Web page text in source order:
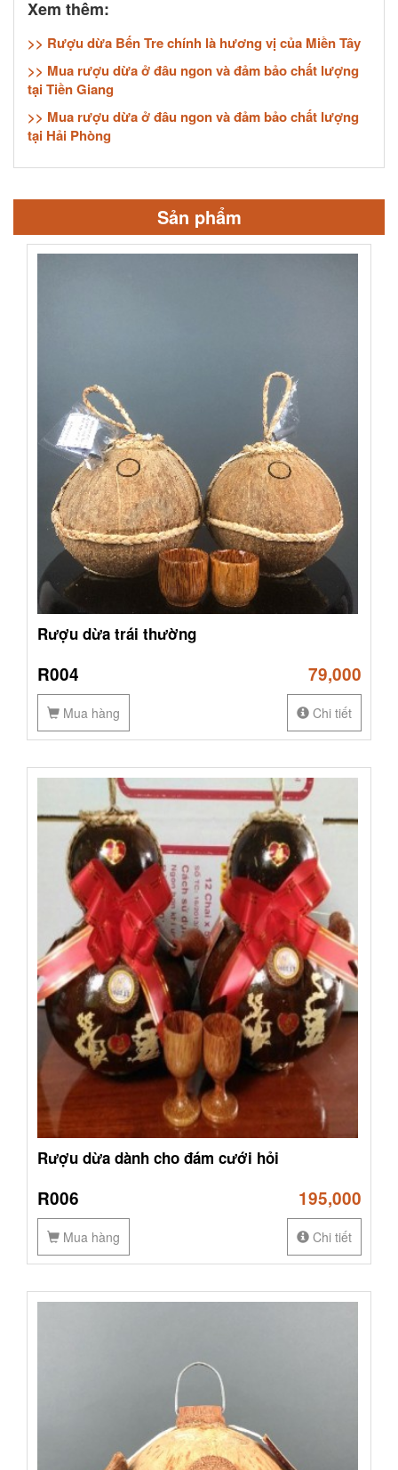
Xem thêm:
>> Rượu dừa Bến Tre chính là hương vị của Miền Tây
>> Mua rượu dừa ở đâu ngon và đảm bảo chất lượng
tại Tiền Giang
>> Mua rượu dừa ở đâu ngon và đảm bảo chất lượng
tại Hải Phòng
Sản phẩm
Rượu dừa trái thường
R004 79,000
Mua hàng Chi tiết
Rượu dừa dành cho đám cưới hỏi
R006 195,000
Mua hàng Chi tiết